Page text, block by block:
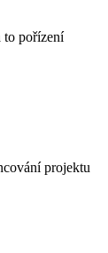
to pořízení
projektu